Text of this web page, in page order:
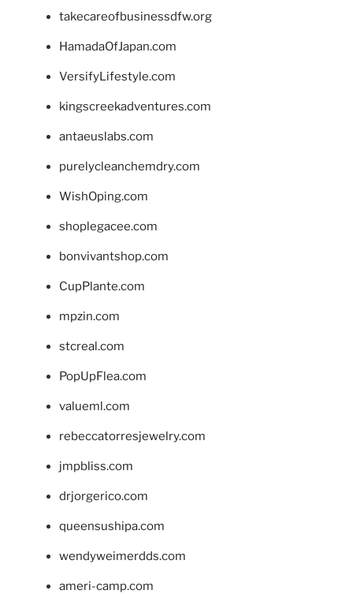
takecareofbusinessdfw.org
HamadaOfJapan.com
VersifyLifestyle.com
kingscreekadventures.com
antaeuslabs.com
purelycleanchemdry.com
WishOping.com
shoplegacee.com
bonvivantshop.com
CupPlante.com
mpzin.com
stcreal.com
PopUpFlea.com
valueml.com
rebeccatorresjewelry.com
jmpbliss.com
drjorgerico.com
queensushipa.com
wendyweimerdds.com
ameri-camp.com